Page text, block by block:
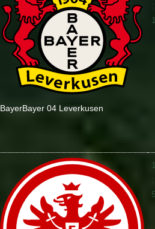
BayerBayer 04 Leverkusen
:
: